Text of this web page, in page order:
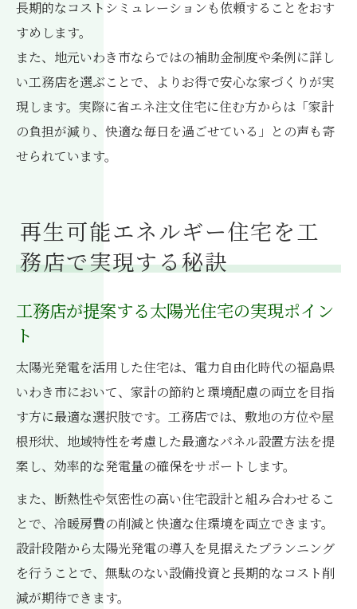
長期的なコストシミュレーションも依頼することをおす
すめします。
また、地元いわき市ならではの補助金制度や条例に詳し
い工務店を選ぶことで、よりお得で安心な家づくりが実
現します。実際に省エネ注文住宅に住む方からは「家計
の負担が減り、快適な毎日を過ごせている」との声も寄
せられています。
再生可能エネルギー住宅を工
務店で実現する秘訣
工務店が提案する太陽光住宅の実現ポイン
ト
太陽光発電を活用した住宅は、電力自由化時代の福島県
いわき市において、家計の節約と環境配慮の両立を目指
す方に最適な選択肢です。工務店では、敷地の方位や屋
根形状、地域特性を考慮した最適なパネル設置方法を提
案し、効率的な発電量の確保をサポートします。
また、断熱性や気密性の高い住宅設計と組み合わせるこ
とで、冷暖房費の削減と快適な住環境を両立できます。
設計段階から太陽光発電の導入を見据えたプランニング
を行うことで、無駄のない設備投資と長期的なコスト削
減が期待できます。